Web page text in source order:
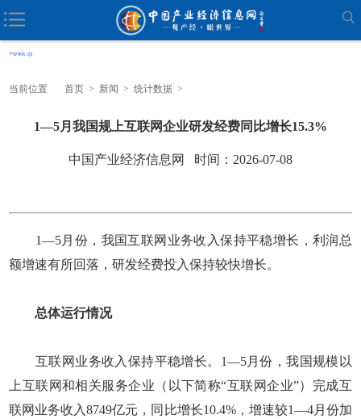
当前位置 首页 > 新闻 > 统计数据 >
1—5月我国规上互联网企业研发经费同比增长15.3%
中国产业经济信息网 时间：2026-07-08
1—5月份，我国互联网业务收入保持平稳增长，利润总
额增速有所回落，研发经费投入保持较快增长。
总体运行情况
互联网业务收入保持平稳增长。1—5月份，我国规模以
上互联网和相关服务企业（以下简称“互联网企业”）完成互
联网业务收入8749亿元，同比增长10.4%，增速较1—4月份加